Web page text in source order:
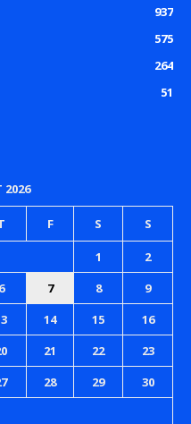
937
575
264
51
2026
F S S
1
2
6 7 8
9
14 15
16
21 22
23
28 29
30